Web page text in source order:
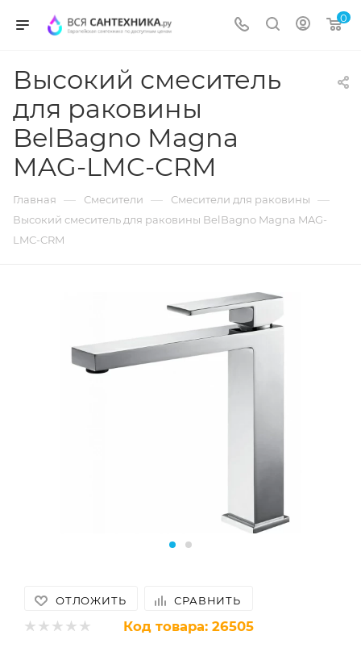
0
Высокий смеситель
для раковины
BelBagno Magna
MAG-LMC-CRM
Главная — Смесители — Смесители для раковины —
Высокий смеситель для раковины BelBagno Magna MAG-
LMC-CRM
ОТЛОЖИТЬ СРАВНИТЬ
Код товара: 26505